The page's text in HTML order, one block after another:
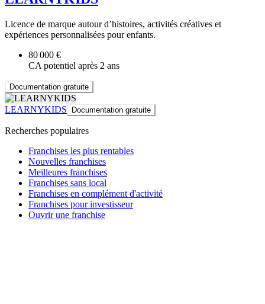
Licence de marque autour d’histoires, activités créatives et
expériences personnalisées pour enfants.
80 000 €
CA potentiel après 2 ans
Documentation gratuite
LEARNYKIDS Documentation gratuite
Recherches populaires
Franchises les plus rentables
Nouvelles franchises
Meilleures franchises
Franchises sans local
Franchises en complément d'activité
Franchises pour investisseur
Ouvrir une franchise